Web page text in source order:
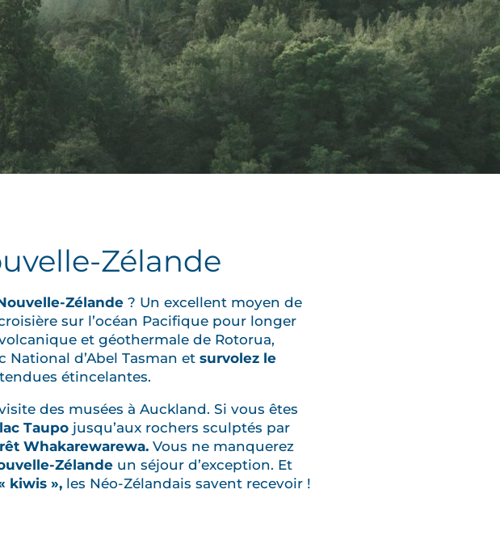
Zélande
Zélande ? Un excellent moyen de
sur l’océan Pacifique pour longer
et géothermale de Rotorua,
National d’Abel Tasman et survolez le
étincelantes.
des musées à Auckland. Si vous êtes
Taupo jusqu’aux rochers sculptés par
Whakarewarewa. Vous ne manquerez
Zélande un séjour d’exception. Et
kiwis », les Néo-Zélandais savent recevoir !